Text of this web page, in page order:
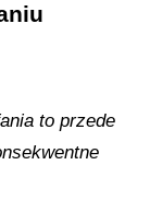
to przede